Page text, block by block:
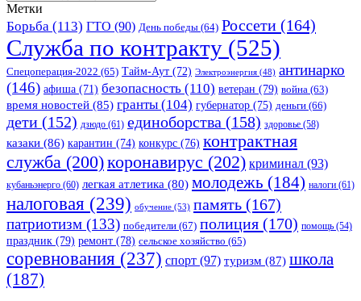
Метки
Борьба (113) ГТО (90) День победы (64) Россети (164)
Служба по контракту (525)
Спецоперация-2022 (65) Тайм-Аут (72) Электроэнергия (48) антинарко
(146) афиша (71) безопасность (110) ветеран (79) война (63)
время новостей (85) гранты (104) губернатор (75) деньги (66)
дети (152) дзюдо (61) единоборства (158) здоровье (58)
казаки (86) карантин (74) конкурс (76) контрактная
служба (200)коронавирус (202) криминал (93)
кубаньэнерго (60) легкая атлетика (80) молодежь (184) налоги (61)
налоговая (239) обучение (53) память (167)
патриотизм (133) победители (67) полиция (170) помощь (54)
праздник (79) ремонт (78) сельское хозяйство (65)
соревнования (237) спорт (97) туризм (87) школа
(187)